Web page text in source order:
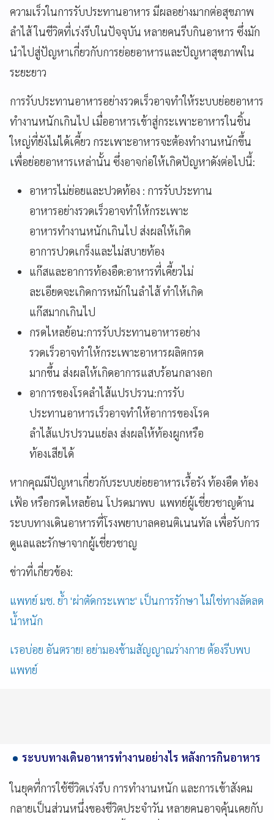
ความเร็วในการรับประทานอาหาร มีผลอย่างมากต่อสุขภาพ
ลำไส้ ในชีวิตที่เร่งรีบในปัจจุบัน หลายคนรีบกินอาหาร ซึ่งมัก
นำไปสู่ปัญหาเกี่ยวกับการย่อยอาหารและปัญหาสุขภาพใน
ระยะยาว
การรับประทานอาหารอย่างรวดเร็วอาจทำให้ระบบย่อยอาหาร
ทำงานหนักเกินไป เมื่ออาหารเข้าสู่กระเพาะอาหารในชิ้น
ใหญ่ที่ยังไม่ได้เคี้ยว กระเพาะอาหารจะต้องทำงานหนักขึ้น
เพื่อย่อยอาหารเหล่านั้น ซึ่งอาจก่อให้เกิดปัญหาดังต่อไปนี้:
อาหารไม่ย่อยและปวดท้อง : การรับประทาน
อาหารอย่างรวดเร็วอาจทำให้กระเพาะ
อาหารทำงานหนักเกินไป ส่งผลให้เกิด
อาการปวดเกร็งและไม่สบายท้อง
แก๊สและอาการท้องอืด:อาหารที่เคี้ยวไม่
ละเอียดจะเกิดการหมักในลำไส้ ทำให้เกิด
แก๊สมากเกินไป
กรดไหลย้อน:การรับประทานอาหารอย่าง
รวดเร็วอาจทำให้กระเพาะอาหารผลิตกรด
มากขึ้น ส่งผลให้เกิดอาการแสบร้อนกลางอก
อาการของโรคลำไส้แปรปรวน:การรับ
ประทานอาหารเร็วอาจทำให้อาการของโรค
ลำไส้แปรปรวนแย่ลง ส่งผลให้ท้องผูกหรือ
ท้องเสียได้
หากคุณมีปัญหาเกี่ยวกับระบบย่อยอาหารเรื้อรัง ท้องอืด ท้อง
เฟ้อ หรือกรดไหลย้อน โปรดมาพบ แพทย์ผู้เชี่ยวชาญด้าน
ระบบทางเดินอาหารที่โรงพยาบาลคอนติเนนทัล เพื่อรับการ
ดูแลและรักษาจากผู้เชี่ยวชาญ
ข่าวที่เกี่ยวข้อง:
แพทย์ มช. ย้ำ 'ผ่าตัดกระเพาะ' เป็นการรักษา ไม่ใช่ทางลัดลด
น้ำหนัก
เรอบ่อย อันตราย! อย่ามองข้ามสัญญาณร่างกาย ต้องรีบพบ
แพทย์
ระบบทางเดินอาหารทำงานอย่างไร หลังการกินอาหาร
ในยุคที่การใช้ชีวิตเร่งรีบ การทำงานหนัก และการเข้าสังคม
กลายเป็นส่วนหนึ่งของชีวิตประจำวัน หลายคนอาจคุ้นเคยกับ